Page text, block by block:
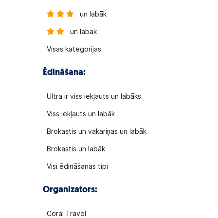
un labāk
un labāk
Visas kategorijas
Ēdināšana:
Ultra ir viss iekļauts un labāks
Viss iekļauts un labāk
Brokastis un vakariņas un labāk
Brokastis un labāk
Visi ēdināšanas tipi
Organizators:
Coral Travel